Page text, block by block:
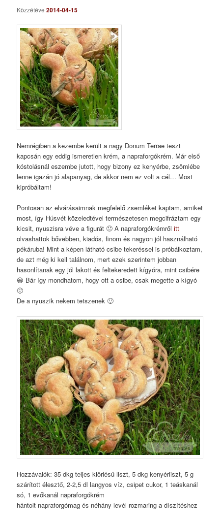
Közzétéve2014-04-15
Nemrégiben a kezembe került a nagy Donum Terrae teszt
kapcsán egy eddig ismeretlen krém, a napraforgókrém. Már első
kóstolásnál eszembe jutott, hogy bizony ez kenyérbe, zsömlébe
lenne igazán jó alapanyag, de akkor nem ez volt a cél… Most
kipróbáltam!
Pontosan az elvárásaimnak megfelelő zsemléket kaptam, amiket
most, így Húsvét közeledtével természetesen megcifráztam egy
kicsit, nyuszisra véve a figurát 🙂 A napraforgókrémrőlitt
olvashattok bővebben, kiadós, finom és nagyon jól használható
pékáruba! Mint a képen látható csibe tekeréssel is próbálkoztam,
de azt még ki kell találnom, mert ezek szerintem jobban
hasonlítanak egy jól lakott és feltekeredett kígyóra, mint csibére
😀 Bár így mondhatom, hogy ott a csibe, csak megette a kígyó
🙂
De a nyuszik nekem tetszenek 🙂
Hozzávalók: 35 dkg teljes kiőrlésű liszt, 5 dkg kenyérliszt, 5 g
szárított élesztő, 2-2,5 dl langyos víz, csipet cukor, 1 teáskanál
só, 1 evőkanál napraforgókrém
hántolt napraforgómag és néhány levél rozmaring a díszítéshez